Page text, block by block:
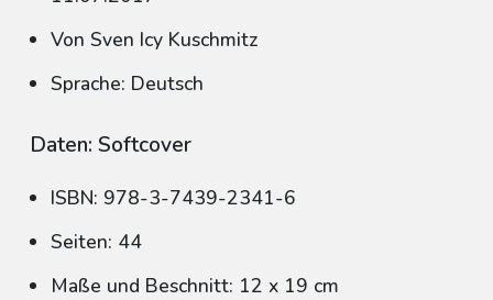
Von Sven Icy Kuschmitz
Sprache: Deutsch
Daten: Softcover
ISBN: 978-3-7439-2341-6
Seiten: 44
Maße und Beschnitt: 12 x 19 cm